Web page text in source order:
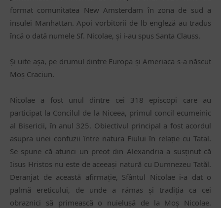
format comunitatea New Amsterdam ȋn zona de sud a
insulei Manhattan. Apoi vorbitorii de lb engleză au tradus
ȋncă o dată numele Sf. Nicolae, și i-au spus Santa Clauss.
Și uite așa, pe drumul dintre Europa și Ameriaca s-a născut
Moș Craciun.
Nicolae a fost unul dintre cei 318 episcopi care au
participat la Concilul de la Niceea, primul concil ecumeinic
al Bisericii, ȋn anul 325. Obiectivul principal a fost acordul
asupra unei confuzii ȋntre natura Fiului ȋn relație cu Tatal.
Se spune că atunci un preot din Alexandria a susţinut că
Iisus Hristos nu este de aceeaşi natură cu Dumnezeu Tatăl.
Deranjat de această afirmaţie, Sfântul Nicolae i-a dat o
palmă ereticului, de unde a rămas şi tradiţia ca cei
obraznici să primească o nuieluşă de la Moș Nicolae.